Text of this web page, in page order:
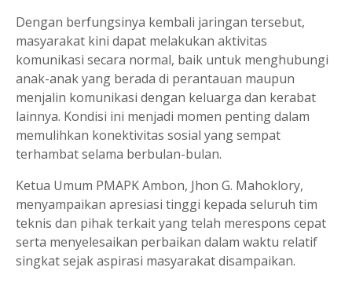
Dengan berfungsinya kembali jaringan tersebut,
masyarakat kini dapat melakukan aktivitas
komunikasi secara normal, baik untuk menghubungi
anak-anak yang berada di perantauan maupun
menjalin komunikasi dengan keluarga dan kerabat
lainnya. Kondisi ini menjadi momen penting dalam
memulihkan konektivitas sosial yang sempat
terhambat selama berbulan-bulan.
Ketua Umum PMAPK Ambon, Jhon G. Mahoklory,
menyampaikan apresiasi tinggi kepada seluruh tim
teknis dan pihak terkait yang telah merespons cepat
serta menyelesaikan perbaikan dalam waktu relatif
singkat sejak aspirasi masyarakat disampaikan.